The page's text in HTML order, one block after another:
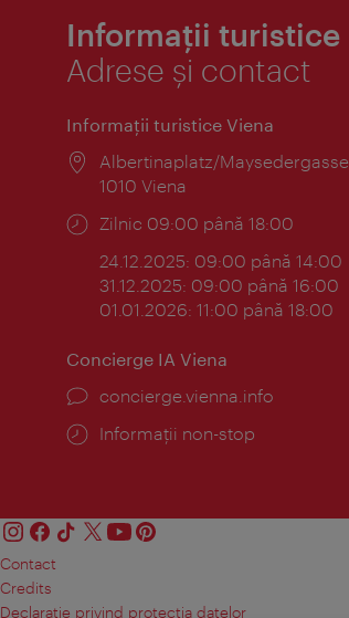
Informații turistice
Adrese și contact
Informaţii turistice Viena
Locul:
Albertinaplatz/Maysedergasse
1010 Viena
Program:
Zilnic 09:00 până 18:00
24.12.2025: 09:00 până 14:00
31.12.2025: 09:00 până 16:00
01.01.2026: 11:00 până 18:00
Concierge IA Viena
concierge.vienna.info
Informații non-stop
Contact
Credits
Declaraţie privind protecţia datelor